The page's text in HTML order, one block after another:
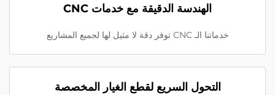
الهندسة الدقيقة مع خدمات CNC
خدماتنا الـ CNC توفر دقة لا مثيل لها لجميع المشاريع
التحول السريع لقطع الغيار المخصصة